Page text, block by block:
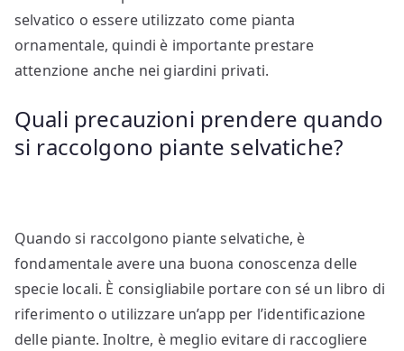
selvatico o essere utilizzato come pianta
ornamentale, quindi è importante prestare
attenzione anche nei giardini privati.
Quali precauzioni prendere quando
si raccolgono piante selvatiche?
Quando si raccolgono piante selvatiche, è
fondamentale avere una buona conoscenza delle
specie locali. È consigliabile portare con sé un libro di
riferimento o utilizzare un’app per l’identificazione
delle piante. Inoltre, è meglio evitare di raccogliere